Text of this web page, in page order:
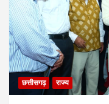
छत्तीसगढ़ राज्य